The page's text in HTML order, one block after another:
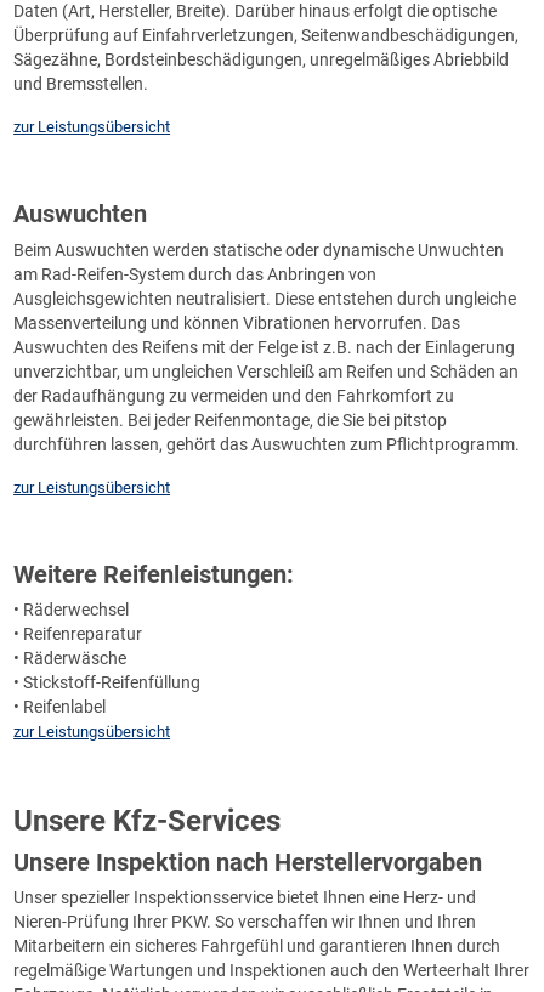
Daten (Art, Hersteller, Breite). Darüber hinaus erfolgt die optische
Überprüfung auf Einfahrverletzungen, Seitenwandbeschädigungen,
Sägezähne, Bordsteinbeschädigungen, unregelmäßiges Abriebbild
und Bremsstellen.
zur Leistungsübersicht
Auswuchten
Beim Auswuchten werden statische oder dynamische Unwuchten
am Rad-Reifen-System durch das Anbringen von
Ausgleichsgewichten neutralisiert. Diese entstehen durch ungleiche
Massenverteilung und können Vibrationen hervorrufen. Das
Auswuchten des Reifens mit der Felge ist z.B. nach der Einlagerung
unverzichtbar, um ungleichen Verschleiß am Reifen und Schäden an
der Radaufhängung zu vermeiden und den Fahrkomfort zu
gewährleisten. Bei jeder Reifenmontage, die Sie bei pitstop
durchführen lassen, gehört das Auswuchten zum Pflichtprogramm.
zur Leistungsübersicht
Weitere Reifenleistungen:
• Räderwechsel
• Reifenreparatur
• Räderwäsche
• Stickstoff-Reifenfüllung
• Reifenlabel
zur Leistungsübersicht
Unsere Kfz-Services
Unsere Inspektion nach Herstellervorgaben
Unser spezieller Inspektionsservice bietet Ihnen eine Herz- und
Nieren-Prüfung Ihrer PKW. So verschaffen wir Ihnen und Ihren
Mitarbeitern ein sicheres Fahrgefühl und garantieren Ihnen durch
regelmäßige Wartungen und Inspektionen auch den Werteerhalt Ihrer